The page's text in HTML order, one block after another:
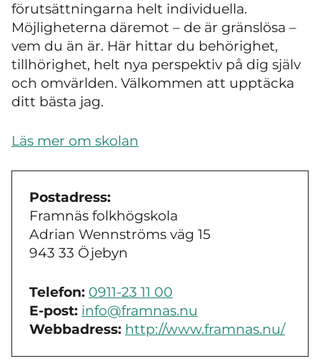
förutsättningarna helt individuella.
Möjligheterna däremot – de är gränslösa –
vem du än är. Här hittar du behörighet,
tillhörighet, helt nya perspektiv på dig själv
och omvärlden. Välkommen att upptäcka
ditt bästa jag.
Läs mer om skolan
Postadress:
Framnäs folkhögskola
Adrian Wennströms väg 15
943 33 Öjebyn
Telefon: 0911-23 11 00
E-post: info@framnas.nu
Webbadress: http://www.framnas.nu/